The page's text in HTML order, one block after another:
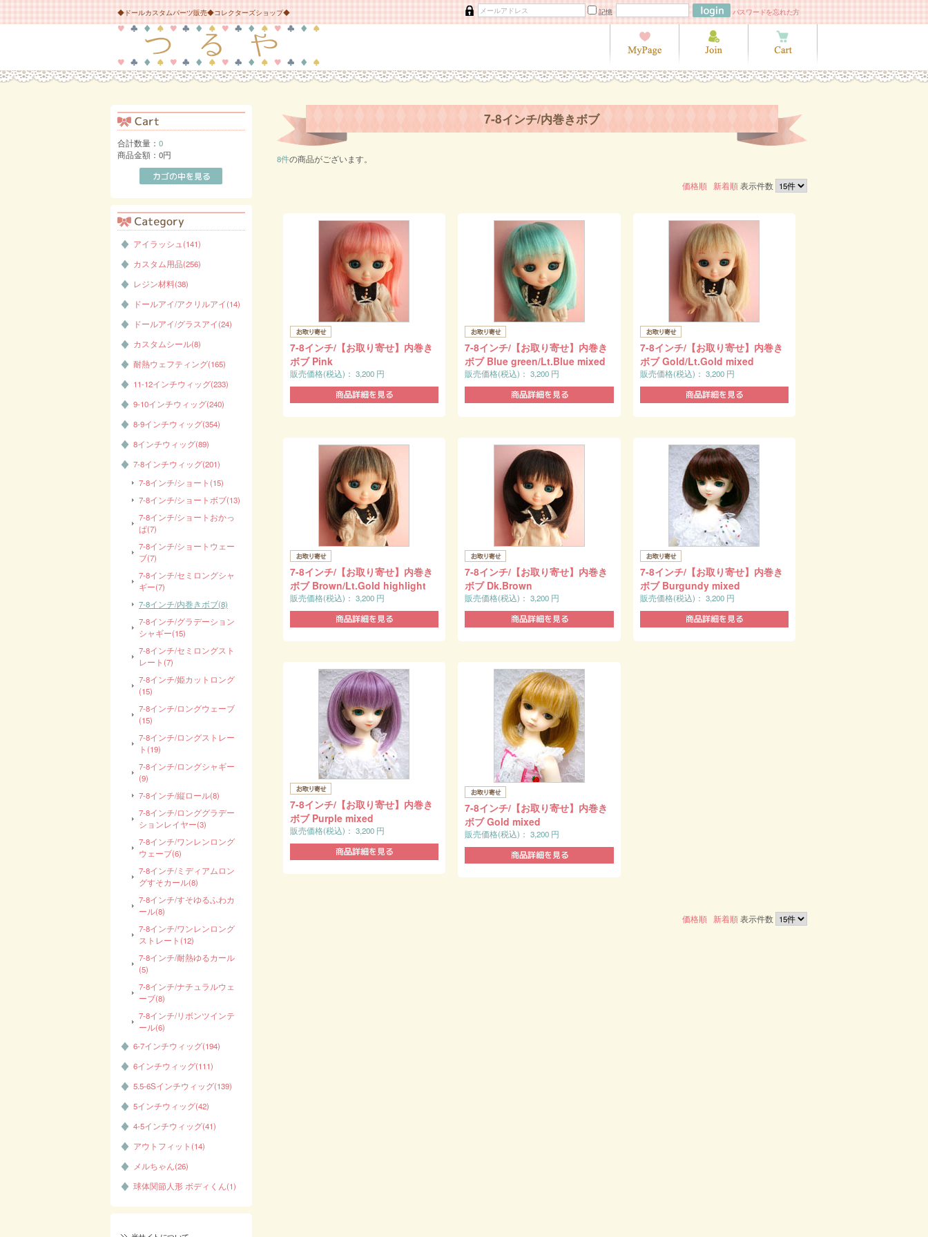
◆ドールカスタムパーツ販売◆コレクターズショップ◆ 記憶 パスワードを忘れた方
合計数量： 0
商品金額： 0円
アイラッシュ(141)
カスタム用品(256)
レジン材料(38)
ドールアイ/アクリルアイ(14)
ドールアイ/グラスアイ(24)
カスタムシール(8)
耐熱ウェフティング(165)
11-12インチウィッグ(233)
9-10インチウィッグ(240)
8-9インチウィッグ(354)
8インチウィッグ(89)
7-8インチウィッグ(201)
7-8インチ/ショート(15)
7-8インチ/ショートボブ(13)
7-8インチ/ショートおかっ
ぱ(7)
7-8インチ/ショートウェー
ブ(7)
7-8インチ/セミロングシャ
ギー(7)
7-8インチ/内巻きボブ(8)
7-8インチ/グラデーション
シャギー(15)
7-8インチ/セミロングスト
レート(7)
7-8インチ/姫カットロング
(15)
7-8インチ/ロングウェーブ
(15)
7-8インチ/ロングストレー
ト(19)
7-8インチ/ロングシャギー
(9)
7-8インチ/縦ロール(8)
7-8インチ/ロンググラデー
ションレイヤー(3)
7-8インチ/ワンレンロング
ウェーブ(6)
7-8インチ/ミディアムロン
グすそカール(8)
7-8インチ/すそゆるふわカ
ール(8)
7-8インチ/ワンレンロング
ストレート(12)
7-8インチ/耐熱ゆるカール
(5)
7-8インチ/ナチュラルウェ
ーブ(8)
7-8インチ/リボンツインテ
ール(6)
6-7インチウィッグ(194)
6インチウィッグ(111)
5.5-6Sインチウィッグ(139)
5インチウィッグ(42)
4-5インチウィッグ(41)
アウトフィット(14)
メルちゃん(26)
球体関節人形 ボディくん(1)
7-8インチ/内巻きボブ
8件の商品がございます。
価格順 新着順表示件数
7-8インチ/【お取り寄せ】内巻き
ボブ Pink
販売価格(税込)： 3,200円
7-8インチ/【お取り寄せ】内巻き
ボブ Blue green/Lt.Blue mixed
販売価格(税込)：3,200 円
7-8インチ/【お取り寄せ】内巻き
ボブ Gold/Lt.Gold mixed
販売価格(税込)： 3,200円
7-8インチ/【お取り寄せ】内巻き
ボブ Brown/Lt.Gold highlight
販売価格(税込)： 3,200円
7-8インチ/【お取り寄せ】内巻き
ボブ Dk.Brown
販売価格(税込)：3,200 円
7-8インチ/【お取り寄せ】内巻き
ボブ Burgundy mixed
販売価格(税込)： 3,200円
7-8インチ/【お取り寄せ】内巻き
ボブ Purple mixed
販売価格(税込)： 3,200円
7-8インチ/【お取り寄せ】内巻き
ボブ Gold mixed
販売価格(税込)：3,200 円
価格順 新着順表示件数